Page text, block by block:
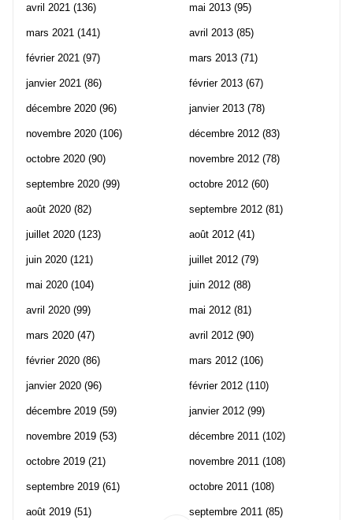
avril 2021 (136)
mars 2021 (141)
février 2021 (97)
janvier 2021 (86)
décembre 2020 (96)
novembre 2020 (106)
octobre 2020 (90)
septembre 2020 (99)
août 2020 (82)
juillet 2020 (123)
juin 2020 (121)
mai 2020 (104)
avril 2020 (99)
mars 2020 (47)
février 2020 (86)
janvier 2020 (96)
décembre 2019 (59)
novembre 2019 (53)
octobre 2019 (21)
septembre 2019 (61)
août 2019 (51)
mai 2013 (95)
avril 2013 (85)
mars 2013 (71)
février 2013 (67)
janvier 2013 (78)
décembre 2012 (83)
novembre 2012 (78)
octobre 2012 (60)
septembre 2012 (81)
août 2012 (41)
juillet 2012 (79)
juin 2012 (88)
mai 2012 (81)
avril 2012 (90)
mars 2012 (106)
février 2012 (110)
janvier 2012 (99)
décembre 2011 (102)
novembre 2011 (108)
octobre 2011 (108)
septembre 2011 (85)